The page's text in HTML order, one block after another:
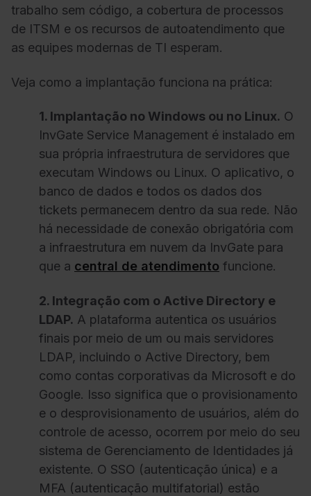
trabalho sem código, a cobertura de processos
de ITSM e os recursos de autoatendimento que
as equipes modernas de TI esperam.
Veja como a implantação funciona na prática:
1. Implantação no Windows ou no Linux. O
InvGate Service Management é instalado em
sua própria infraestrutura de servidores que
executam Windows ou Linux. O aplicativo, o
banco de dados e todos os dados dos
tickets permanecem dentro da sua rede. Não
há necessidade de conexão obrigatória com
a infraestrutura em nuvem da InvGate para
que a central de atendimento funcione.
2. Integração com o Active Directory e
LDAP. A plataforma autentica os usuários
finais por meio de um ou mais servidores
LDAP, incluindo o Active Directory, bem
como contas corporativas da Microsoft e do
Google. Isso significa que o provisionamento
e o desprovisionamento de usuários, além do
controle de acesso, ocorrem por meio do seu
sistema de Gerenciamento de Identidades já
existente. O SSO (autenticação única) e a
MFA (autenticação multifatorial) estão